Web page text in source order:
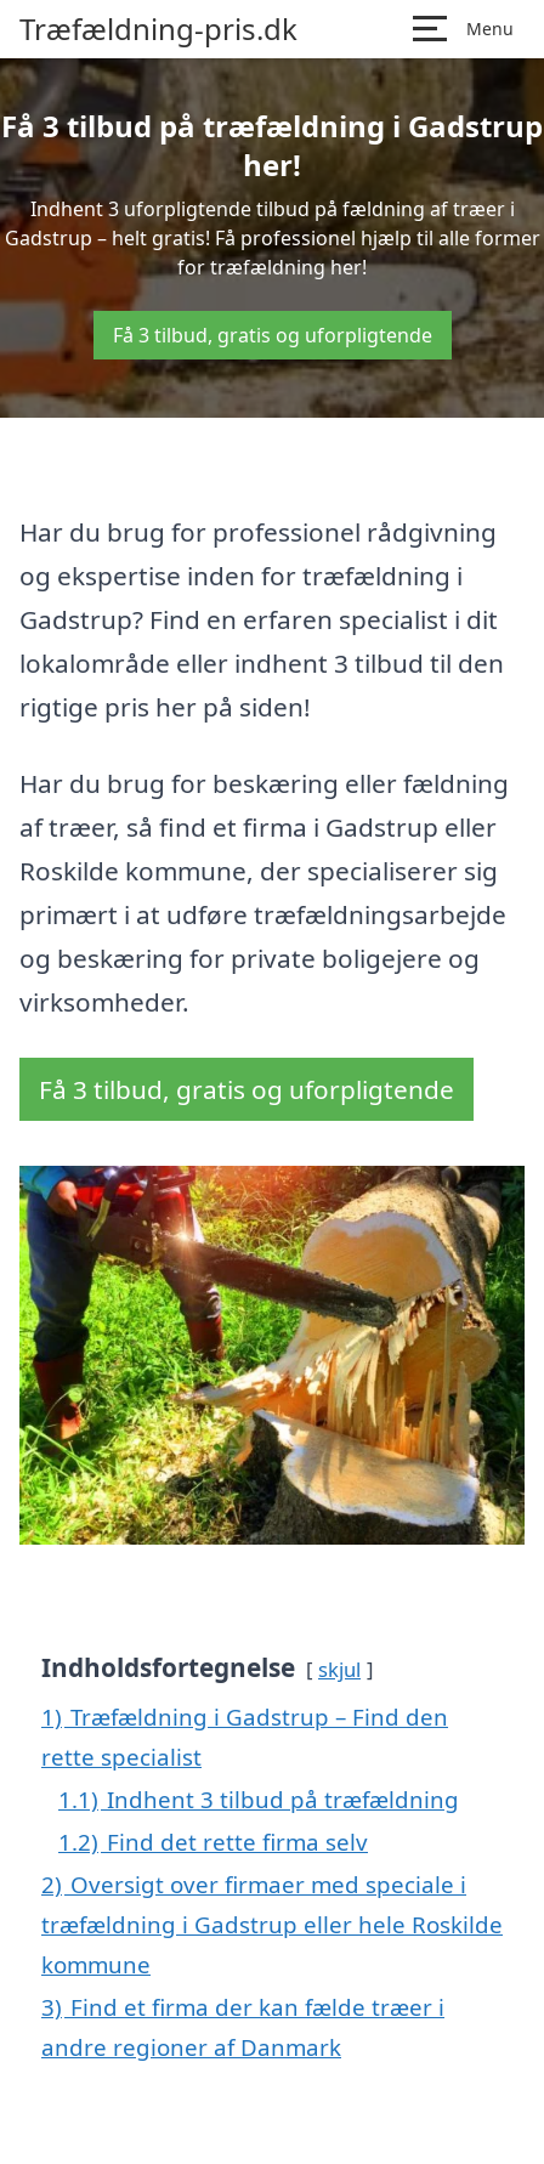
Træfældning-pris.dk Menu
Få 3 tilbud på træfældning i Gadstrup
her!
Indhent 3 uforpligtende tilbud på fældning af træer i
Gadstrup – helt gratis! Få professionel hjælp til alle former
for træfældning her!
Få 3 tilbud, gratis og uforpligtende
Har du brug for professionel rådgivning
og ekspertise inden for træfældning i
Gadstrup? Find en erfaren specialist i dit
lokalområde eller indhent 3 tilbud til den
rigtige pris her på siden!
Har du brug for beskæring eller fældning
af træer, så find et firma i Gadstrup eller
Roskilde kommune, der specialiserer sig
primært i at udføre træfældningsarbejde
og beskæring for private boligejere og
virksomheder.
Få 3 tilbud, gratis og uforpligtende
Indholdsfortegnelse skjul
1) Træfældning i Gadstrup – Find den
rette specialist
1.1) Indhent 3 tilbud på træfældning
1.2) Find det rette firma selv
2) Oversigt over firmaer med speciale i
træfældning i Gadstrup eller hele Roskilde
kommune
3) Find et firma der kan fælde træer i
andre regioner af Danmark